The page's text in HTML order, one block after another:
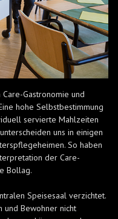
Gastronomie und
hohe Selbstbestimmung
servierte Mahlzeiten
uns in einigen
So haben
der Care-
Bollag.
Speisesaal verzichtet.
und Bewohner nicht